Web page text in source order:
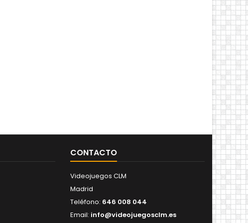
CONTACTO
Videojuegos CLM
Madrid
Teléfono: 646 008 044
Email: info@videojuegosclm.es